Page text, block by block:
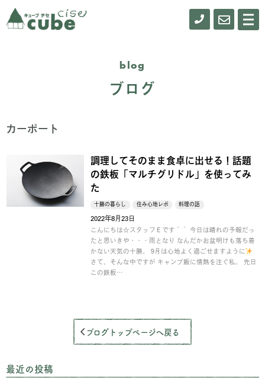
メ
ニ
0155- お
blog
ブログ
カーポート
調理してそのまま食卓に出せる！話題
の鉄板「マルチグリドル」を使ってみ
た
十勝の暮らし 住み心地レポ 料理の話
2022年8月23日
こんにちは☆スタッフＥです＾＾ 今日は晴れの予報だっ
たと思いきや・・・雨となり なんだかお盆明けも落ち着
かない天気の十勝。 9月は心地よく過ごせますように
さて、そんな中ですが キャンプ飯に情熱を注ぐ私。 先日
この鉄板…
ブログトップページへ戻る
最近の投稿